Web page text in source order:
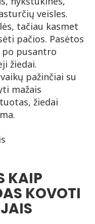
veisles.
tačiau kasmet
pačios. Pasėtos
po pusantro
žiedai.
pažinčiai su
mažais
žiedai
KAIP
KOVOTI